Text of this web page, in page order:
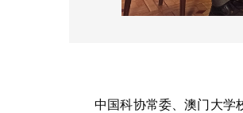
中国科协常委、澳门大学